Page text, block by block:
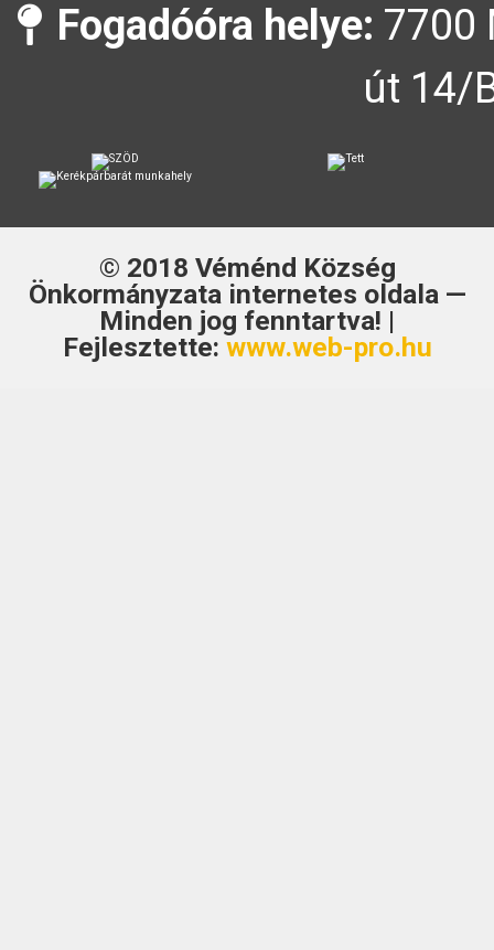
Fogadóóra helye: 7700
út 14/
© 2018 Véménd Község
Önkormányzatainternetes oldala —
Minden jog fenntartva! |
Fejlesztette: www.web-pro.hu